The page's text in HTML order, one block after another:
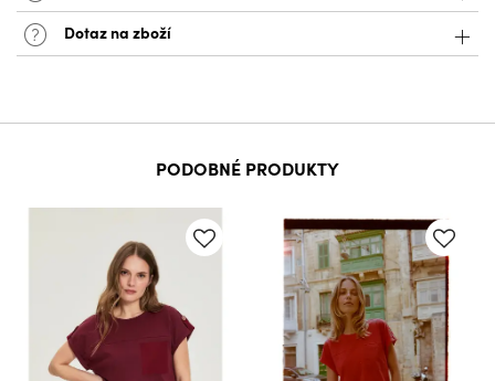
Dotaz na zboží
PODOBNÉ PRODUKTY